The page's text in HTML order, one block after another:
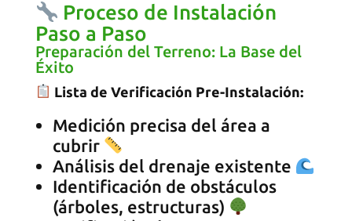
Proceso de Instalación
Paso a Paso
Preparación del Terreno: La Base del
Éxito
Lista de Verificación Pre-Instalación:
Medición precisa del área a
cubrir
Análisis del drenaje existente
Identificación de obstáculos
(árboles, estructuras)